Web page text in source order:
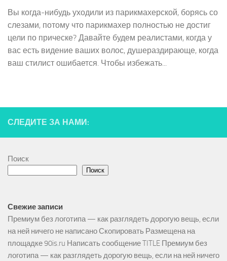
Вы когда-нибудь уходили из парикмахерской, борясь со
слезами, потому что парикмахер полностью не достиг
цели по прическе? Давайте будем реалистами, когда у
вас есть видение ваших волос, душераздирающе, когда
ваш стилист ошибается. Чтобы избежать...
СЛЕДИТЕ ЗА НАМИ:
Поиск
Поиск
Свежие записи
Премиум без логотипа — как разглядеть дорогую вещь, если
на ней ничего не написано Скопировать Размещена на
площадке 90is.ru Написать сообщение TITLE Премиум без
логотипа — как разглядеть дорогую вещь, если на ней ничего